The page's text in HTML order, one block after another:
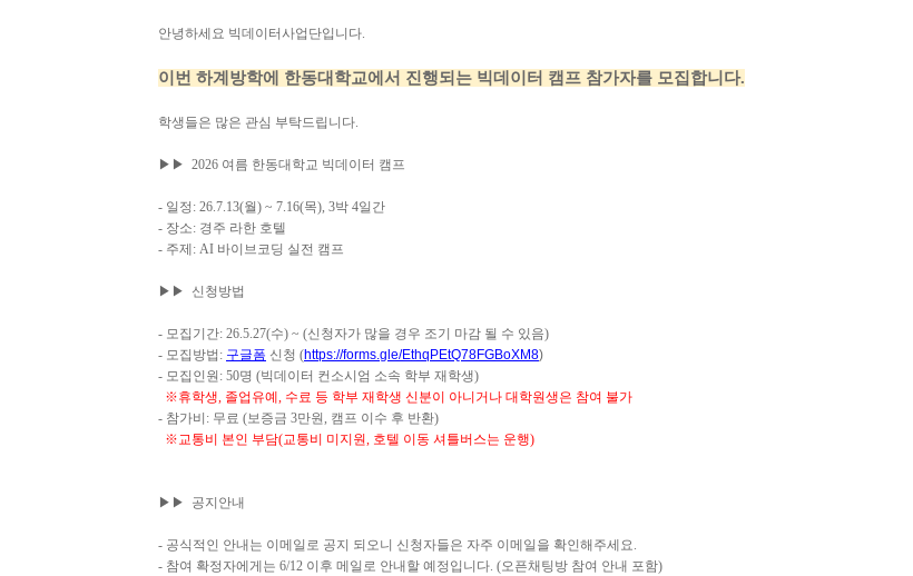
안녕하세요 빅데이터사업단입니다.
이번 하계방학에 한동대학교에서 진행되는 빅데이터 캠프 참가자를 모집합니다.
학생들은 많은 관심 부탁드립니다.
▶▶ 2026 여름 한동대학교 빅데이터 캠프
- 일정: 26.7.13(월) ~ 7.16(목), 3박 4일간
- 장소: 경주 라한 호텔
- 주제 : AI 바이브코딩 실전 캠프
▶▶ 신청방법
- 모집기간: 26.5.27(수) ~ (신청자가 많을 경우 조기 마감 될 수 있음)
- 모집방법 : 구글폼 신청 (https://forms.gle/EthqPEtQ78FGBoXM8)
- 모집인원 : 50명 (빅데이터 컨소시엄 소속 학부 재학생)
※휴학생, 졸업유예, 수료 등 학부 재학생 신분이 아니거나 대학원생은 참여 불가
- 참가비 : 무료 (보증금 3만원, 캠프 이수 후 반환)
※교통비 본인 부담(교통비 미지원, 호텔 이동 셔틀버스는 운행)
▶▶ 공지안내
- 공식적인 안내는 이메일로 공지 되오니 신청자들은 자주 이메일을 확인해주세요.
- 참여 확정자에게는 6/12 이후 메일로 안내할 예정입니다. (오픈채팅방 참여 안내 포함)